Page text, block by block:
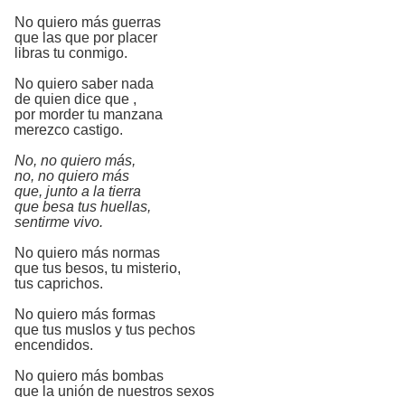
No quiero más guerras
que las que por placer
libras tu conmigo.
No quiero saber nada
de quien dice que ,
por morder tu manzana
merezco castigo.
No, no quiero más,
no, no quiero más
que, junto a la tierra
que besa tus huellas,
sentirme vivo.
No quiero más normas
que tus besos, tu misterio,
tus caprichos.
No quiero más formas
que tus muslos y tus pechos
encendidos.
No quiero más bombas
que la unión de nuestros sexos